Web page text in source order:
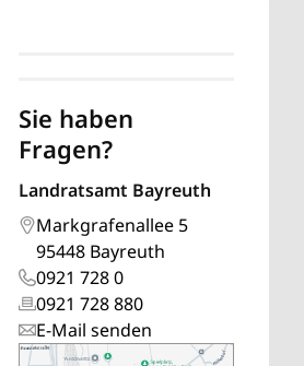
Sie haben
Fragen?
Landratsamt Bayreuth
Markgrafenallee 5
95448 Bayreuth
0921 728 0
0921 728 880
E-Mail senden